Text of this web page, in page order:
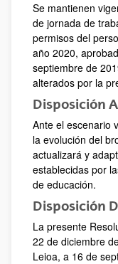
Se mantienen
de jornada de
permisos del
año 2020,
septiembre de
alterados por la
Disposición
Ante el escenario
la evolución del
actualizará y
establecidas por
de educación.
Disposición
La presente
22 de diciembre
Leioa, a 16 de